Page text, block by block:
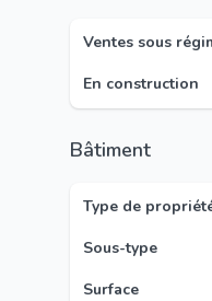
Ventes sous
En construction
Bâtiment
Type de
Sous-type
Surface